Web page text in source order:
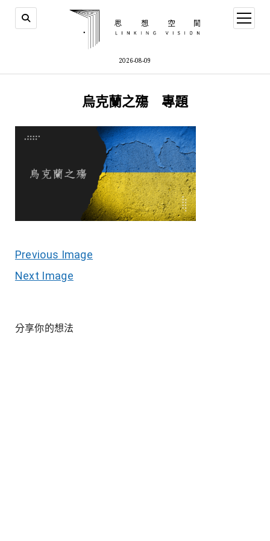
2026-08-09
open
menu
烏克蘭之殤 專題
Previous Image
Next Image
分享你的想法